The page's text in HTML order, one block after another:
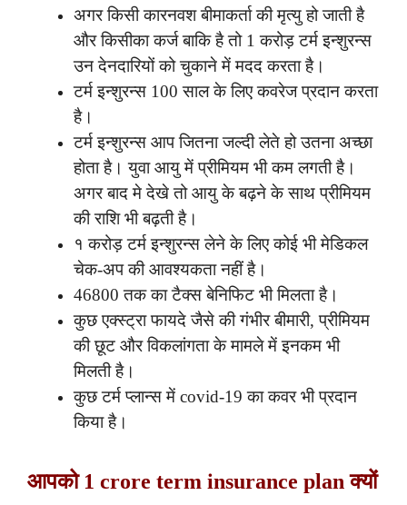
अगर किसी कारनवश बीमाकर्ता की मृत्यु हो जाती है
और किसीका कर्ज बाकि है तो 1 करोड़ टर्म इन्शुरन्स
उन देनदारियों को चुकाने में मदद करता है।
टर्म इन्शुरन्स 100 साल के लिए कवरेज प्रदान करता
है।
टर्म इन्शुरन्स आप जितना जल्दी लेते हो उतना अच्छा
होता है। युवा आयु में प्रीमियम भी कम लगती है।
अगर बाद मे देखे तो आयु के बढ़ने के साथ प्रीमियम
की राशि भी बढ़ती है।
१ करोड़ टर्म इन्शुरन्स लेने के लिए कोई भी मेडिकल
चेक-अप की आवश्यकता नहीं है।
46800 तक का टैक्स बेनिफिट भी मिलता है।
कुछ एक्स्ट्रा फायदे जैसे की गंभीर बीमारी, प्रीमियम
की छूट और विकलांगता के मामले में इनकम भी
मिलती है।
कुछ टर्म प्लान्स में covid-19 का कवर भी प्रदान
किया है।
आपको 1 crore term insurance plan क्यों